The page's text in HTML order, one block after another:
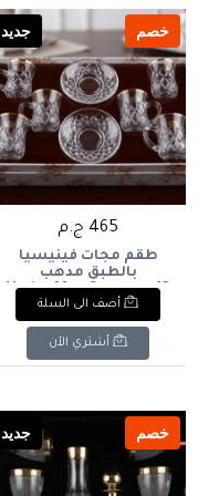
خصم جديد
465 ج.م
طقم مجات فينيسيا
بالطبق مدهب
12قطعهVenice Mug Set
with Gold-Trimmed
Saucer, 12 Pieces
أضف الى السلة
أشتري الآن
خصم جديد